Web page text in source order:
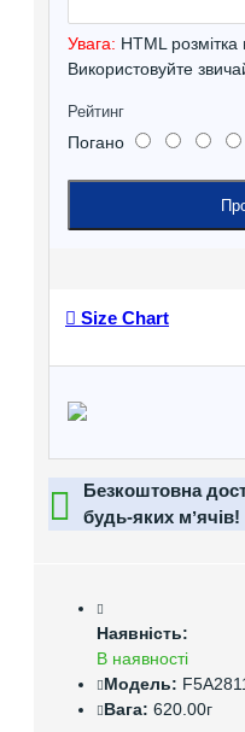
Увага: HTML розмітка
Використовуйте
Рейтинг
Погано
Size Chart
Безкоштовна
будь-яких мʼячів!
Наявність:
В наявності
Модель:
Вага: 620.00г